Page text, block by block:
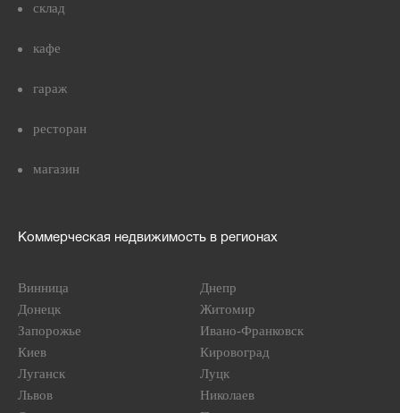
склад
кафе
гараж
ресторан
магазин
Коммерческая недвижимость в регионах
Винница
Днепр
Донецк
Житомир
Запорожье
Ивано-Франковск
Киев
Кировоград
Луганск
Луцк
Львов
Николаев